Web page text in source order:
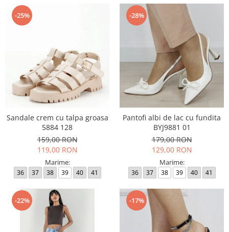
-25%
Sandale crem cu talpa groasa
5884 128
159,00 RON
119,00 RON
Marime:
36 37 38 39 40 41
-28%
Pantofi albi de lac cu fundita
BYJ9881 01
179,00 RON
129,00 RON
Marime:
36 37 38 39 40 41
-22% -17%